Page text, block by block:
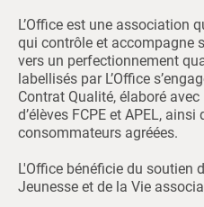
L’Office est une association
qui contrôle et accompagne
vers un perfectionnement
labellisés par L’Office
Contrat Qualité, élaboré
d’élèves FCPE et APEL,
consommateurs agréées.
L'Office bénéficie du soutien
Jeunesse et de la Vie